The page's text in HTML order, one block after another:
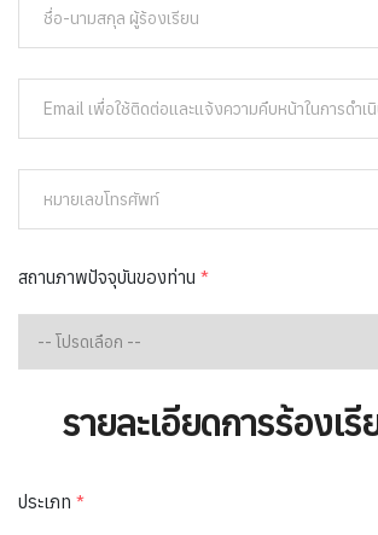
สถานภาพปัจจุบันของท่าน *
รายละเอียดการร้องเ
ประเภท *